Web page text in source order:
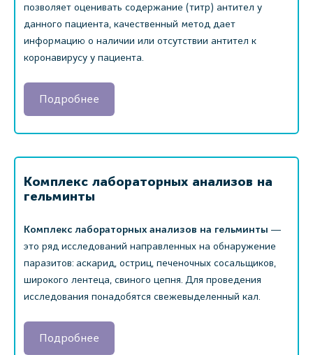
позволяет оценивать содержание (титр) антител у
данного пациента, качественный метод дает
информацию о наличии или отсутствии антител к
коронавирусу у пациента.
Подробнее
Комплекс лабораторных анализов на
гельминты
Комплекс лабораторных анализов на гельминты ―
это ряд исследований направленных на обнаружение
паразитов: аскарид, остриц, печеночных сосальщиков,
широкого лентеца, свиного цепня. Для проведения
исследования понадобятся свежевыделенный кал.
Подробнее